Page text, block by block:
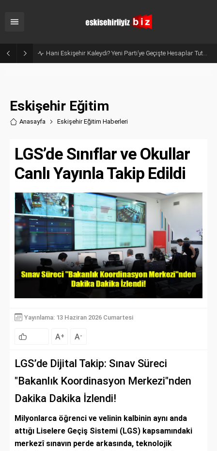
Eskişehir Eğitim
Anasayfa Eskişehir Eğitim Haberleri
LGS’de Sınıflar ve Okullar
Canlı Yayınla Takip Edildi
Yayınlama: 13 Haziran 2026 Cumartesi
A+ A-
LGS’de Dijital Takip: Sınav Süreci
"Bakanlık Koordinasyon Merkezi"nden
Dakika Dakika İzlendi!
Milyonlarca öğrenci ve velinin kalbinin aynı anda
attığı Liselere Geçiş Sistemi (LGS) kapsamındaki
merkezî sınavın perde arkasında, teknolojik